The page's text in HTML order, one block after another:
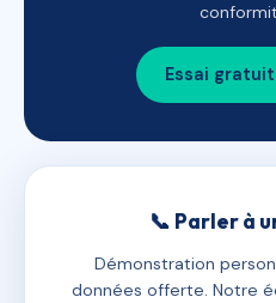
Essai
📞 Parler à
Démonstration
données offerte. Notre